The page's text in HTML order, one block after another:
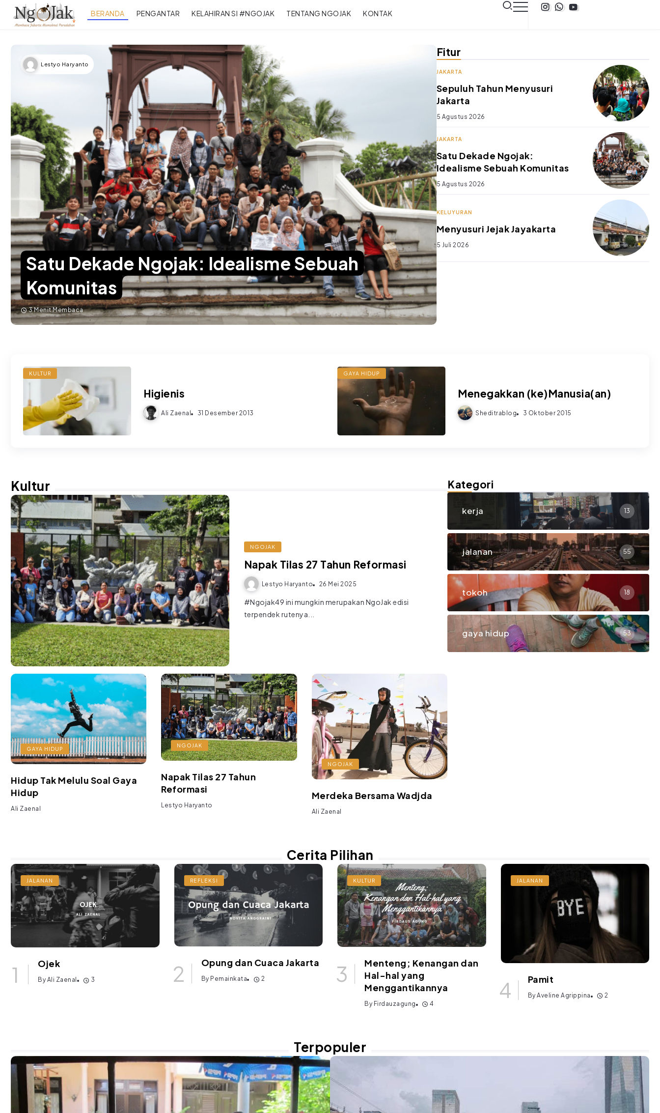
BERANDA PENGANTAR KELAHIRAN SI #NGOJAK TENTANG NGOJAK KONTAK
Lestyo Haryanto
Satu Dekade Ngojak: Idealisme Sebuah
Komunitas
3 Menit Membaca
Fitur
JAKARTA
Sepuluh Tahun Menyusuri
Jakarta
5 Agustus 2026
JAKARTA
Satu Dekade Ngojak:
Idealisme Sebuah Komunitas
5 Agustus 2026
KELUYURAN
Menyusuri Jejak Jayakarta
5 Juli 2026
KULTUR
Higienis
Ali Zaenal 31 Desember 2013
GAYA HIDUP
Menegakkan (ke)Manusia(an)
Sheditrablog 3 Oktober 2015
Kultur
NGOJAK
Napak Tilas 27 Tahun Reformasi
Lestyo Haryanto 26 Mei 2025
#Ngojak49 ini mungkin merupakan NgoJak edisi
terpendek rutenya...
GAYA HIDUP
Hidup Tak Melulu Soal Gaya
Hidup
Ali Zaenal
NGOJAK
Napak Tilas 27 Tahun
Reformasi
Lestyo Haryanto
NGOJAK
Merdeka Bersama Wadjda
Ali Zaenal
Kategori
kerja 13
jalanan 55
tokoh 18
gaya hidup 53
Cerita Pilihan
JALANAN
Ojek
By Ali Zaenal 3
REFLEKSI
Opung dan Cuaca Jakarta
By Pemainkata 2
KULTUR
Menteng; Kenangan dan
Hal-hal yang
Menggantikannya
By Firdauzagung 4
JALANAN
Pamit
By Aveline Agrippina 2
Terpopuler